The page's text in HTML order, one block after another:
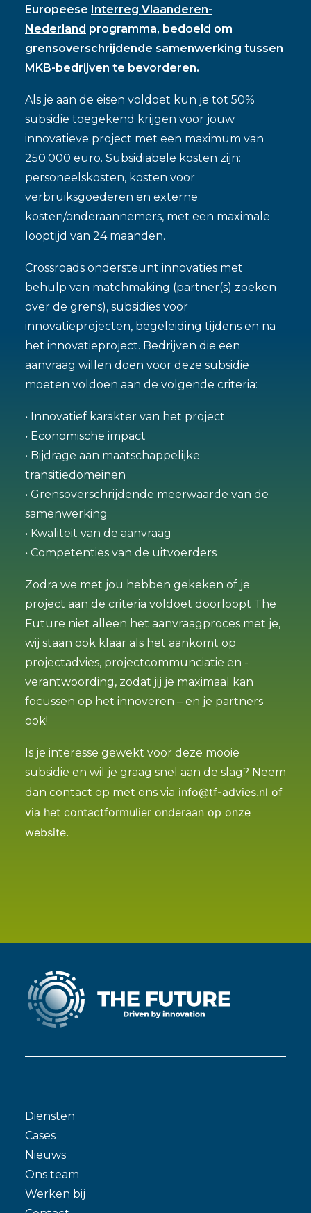
Europeese Interreg Vlaanderen-
Nederland programma, bedoeld om
grensoverschrijdende samenwerking tussen
MKB-bedrijven te bevorderen.
Als je aan de eisen voldoet kun je tot 50%
subsidie toegekend krijgen voor jouw
innovatieve project met een maximum van
250.000 euro. Subsidiabele kosten zijn:
personeelskosten, kosten voor
verbruiksgoederen en externe
kosten/onderaannemers, met een maximale
looptijd van 24 maanden.
Crossroads ondersteunt innovaties met
behulp van matchmaking (partner(s) zoeken
over de grens), subsidies voor
innovatieprojecten, begeleiding tijdens en na
het innovatieproject. Bedrijven die een
aanvraag willen doen voor deze subsidie
moeten voldoen aan de volgende criteria:
• Innovatief karakter van het project
• Economische impact
• Bijdrage aan maatschappelijke
transitiedomeinen
• Grensoverschrijdende meerwaarde van de
samenwerking
• Kwaliteit van de aanvraag
• Competenties van de uitvoerders
Zodra we met jou hebben gekeken of je
project aan de criteria voldoet doorloopt The
Future niet alleen het aanvraagproces met je,
wij staan ook klaar als het aankomt op
projectadvies, projectcommunciatie en -
verantwoording, zodat jij je maximaal kan
focussen op het innoveren – en je partners
ook!
Is je interesse gewekt voor deze mooie
subsidie en wil je graag snel aan de slag? Neem
dan contact op met ons via info@tf-advies.nl of
via het contactformulier onderaan op onze
website.
Diensten
Cases
Nieuws
Ons team
Werken bij